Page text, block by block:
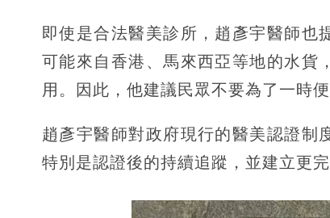
即使是合法醫美診所，趙彥宇醫師也
可能來自香港、馬來西亞等地的水貨
用。因此，他建議民眾不要為了一時
趙彥宇醫師對政府現行的醫美認證制
特別是認證後的持續追蹤，並建立更